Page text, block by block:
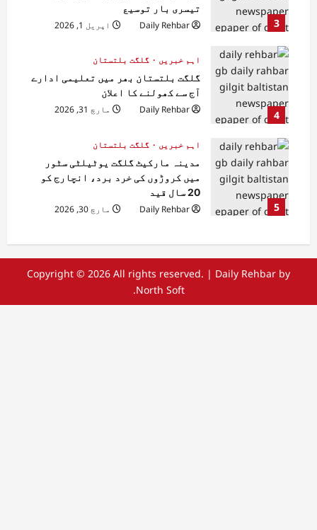
3
تیسری بار توسیع
Daily Rehbar
اپریل 1, 2026
4
اہم خبریں
گلگت بلتستان
گلگت بلتستان بھر میں تعلیمی ادارے
آج سے کھولنے کا اعلان
Daily Rehbar
مارچ 31, 2026
5
اہم خبریں
گلگت بلتستان
مدینہ مارکیٹ گلگت یوٹیلٹی سٹور
میں کروڑوں کی خرد برد، انچارج کو
20 سال قید
Daily Rehbar
مارچ 30, 2026
Copyright © 2026 All rights reserved. | Daily Rehbar by
North Soft.